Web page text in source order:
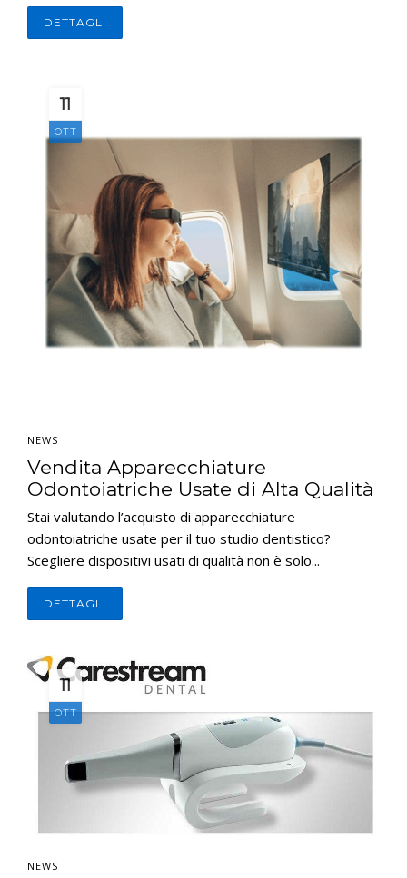
DETTAGLI
11
OTT
NEWS
Vendita Apparecchiature
Odontoiatriche Usate di Alta Qualità
Stai valutando l’acquisto di apparecchiature
odontoiatriche usate per il tuo studio dentistico?
Scegliere dispositivi usati di qualità non è solo...
DETTAGLI
11
OTT
NEWS